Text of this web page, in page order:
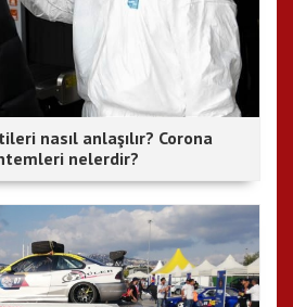
nasıl anlaşılır? Corona
nelerdir?